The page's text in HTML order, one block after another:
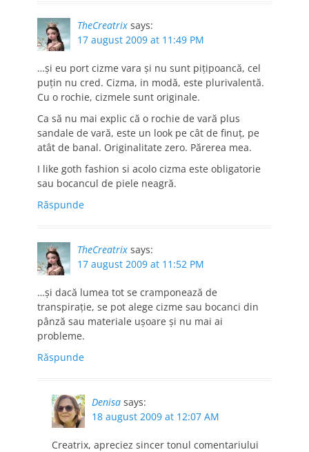
TheCreatrix says:
17 august 2009 at 11:49 PM
…şi eu port cizme vara şi nu sunt piţipoancă, cel
puţin nu cred. Cizma, in modă, este plurivalentă.
Cu o rochie, cizmele sunt originale.
Ca să nu mai explic că o rochie de vară plus
sandale de vară, este un look pe cât de finuţ, pe
atât de banal. Originalitate zero. Părerea mea.
I like goth fashion si acolo cizma este obligatorie
sau bocancul de piele neagră.
Răspunde
TheCreatrix says:
17 august 2009 at 11:52 PM
…şi dacă lumea tot se cramponează de
transpiraţie, se pot alege cizme sau bocanci din
pânză sau materiale uşoare şi nu mai ai
probleme.
Răspunde
Denisa says:
18 august 2009 at 12:07 AM
Creatrix, apreciez sincer tonul comentariului